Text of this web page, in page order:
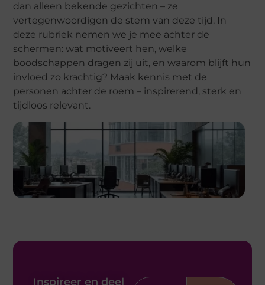
dan alleen bekende gezichten – ze
vertegenwoordigen de stem van deze tijd. In
deze rubriek nemen we je mee achter de
schermen: wat motiveert hen, welke
boodschappen dragen zij uit, en waarom blijft hun
invloed zo krachtig? Maak kennis met de
personen achter de roem – inspirerend, sterk en
tijdloos relevant.
Inspireer en deel